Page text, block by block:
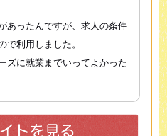
あったんですが、求人の条件
で利用しました。
ズに就業までいってよかった